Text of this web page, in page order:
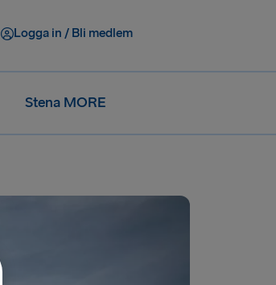
Logga in / Bli medlem
Stena MORE